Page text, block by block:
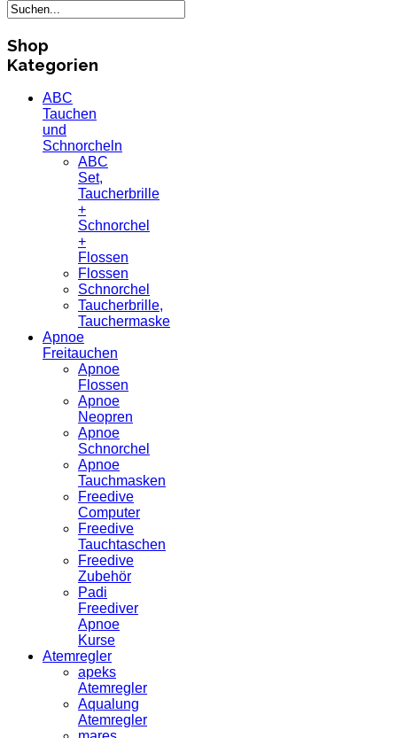
Shop
Kategorien
ABC
Tauchen
und
Schnorcheln
ABC
Set,
Taucherbrille
+
Schnorchel
+
Flossen
Flossen
Schnorchel
Taucherbrille,
Tauchermaske
Apnoe
Freitauchen
Apnoe
Flossen
Apnoe
Neopren
Apnoe
Schnorchel
Apnoe
Tauchmasken
Freedive
Computer
Freedive
Tauchtaschen
Freedive
Zubehör
Padi
Freediver
Apnoe
Kurse
Atemregler
apeks
Atemregler
Aqualung
Atemregler